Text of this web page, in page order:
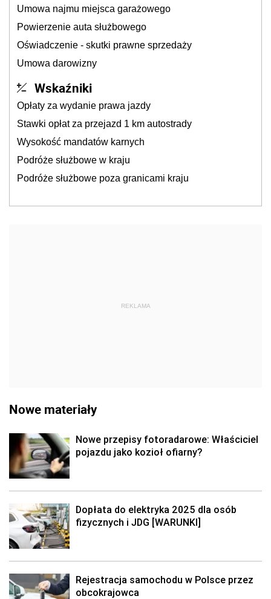
Umowa najmu miejsca garażowego
Powierzenie auta służbowego
Oświadczenie - skutki prawne sprzedaży
Umowa darowizny
Wskaźniki
Opłaty za wydanie prawa jazdy
Stawki opłat za przejazd 1 km autostrady
Wysokość mandatów karnych
Podróże służbowe w kraju
Podróże służbowe poza granicami kraju
REKLAMA
Nowe materiały
Nowe przepisy fotoradarowe: Właściciel
pojazdu jako kozioł ofiarny?
Dopłata do elektryka 2025 dla osób
fizycznych i JDG [WARUNKI]
Rejestracja samochodu w Polsce przez
obcokrajowca